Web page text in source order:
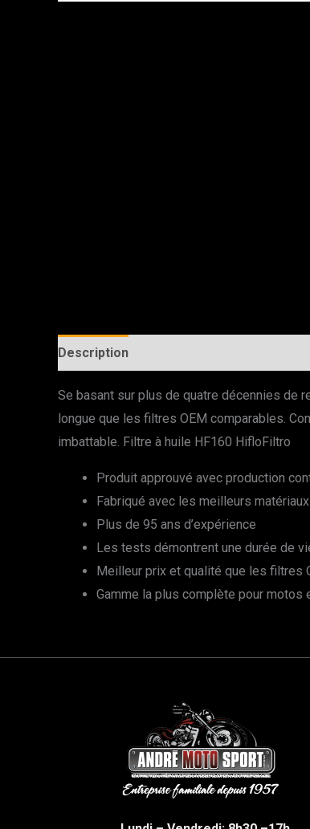
Description
Se basant sur plus de quatre décennies de
longue que les filtres OEM comparables.
imbattable. Filtre à huile HF160 HifloFiltro
Produit approuvé avec production
Fabriqué avec les meilleurs
Plus de 95 ans d’expérience
Les tests démontrent une durée de
Meilleur prix et qualité que les filtres
Gamme la plus complète pour motos